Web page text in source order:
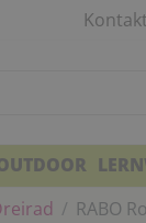
RABO